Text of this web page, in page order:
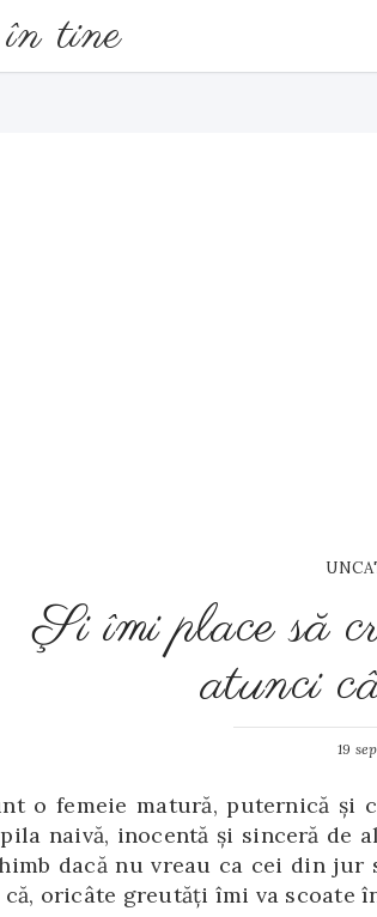
tine
Şi îmi place să
atunci
19
o femeie matură, puternică
naivă, inocentă şi sinceră de
dacă nu vreau ca cei din jur
că, oricâte greutăţi îmi va scoate